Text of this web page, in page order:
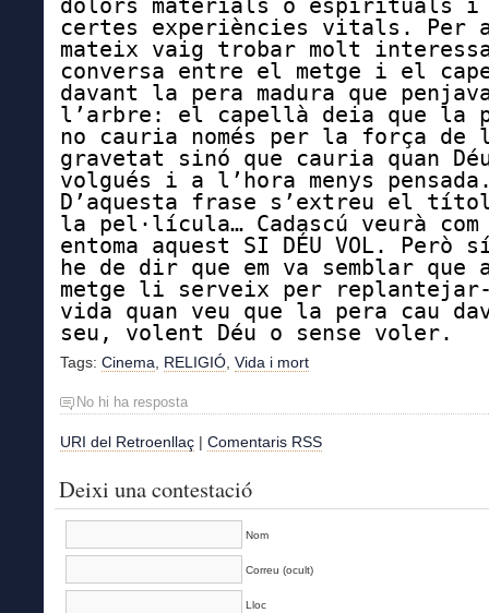
dolors materials o espirituals i
certes experiències vitals. Per
mateix vaig trobar molt
conversa entre el metge i el
davant la pera madura que
l’arbre: el capellà deia que la
no cauria només per la força de
gravetat sinó que cauria quan
volgués i a l’hora menys
D’aquesta frase s’extreu el
la pel·lícula… Cadascú veurà com
entoma aquest SI DÉU VOL. Però
he de dir que em va semblar que
metge li serveix per
vida quan veu que la pera cau
seu, volent Déu o sense voler.
Tags: Cinema, RELIGIÓ, Vida i mort
No hi ha resposta
URI del Retroenllaç | Comentaris RSS
Deixi una contestació
Nom
Correu (ocult)
Lloc